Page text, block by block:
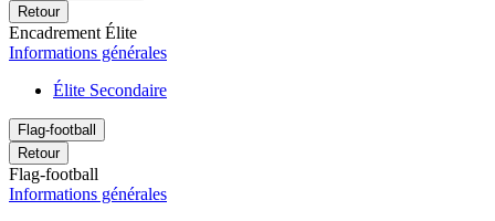
Retour
Encadrement Élite
Informations générales
Élite Secondaire
Flag-football
Retour
Flag-football
Informations générales